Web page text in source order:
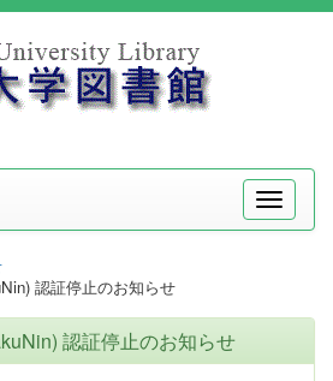
メ
ニ
認証停止のお知らせ
認証停止のお知らせ